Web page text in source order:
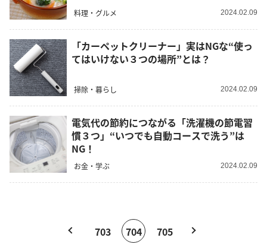
料理・グルメ 2024.02.09
「カーペットクリーナー」実はNGな“使っ
てはいけない３つの場所”とは？
掃除・暮らし 2024.02.09
電気代の節約につながる「洗濯機の節電習
慣３つ」“いつでも自動コースで洗う”は
NG！
お金・学ぶ 2024.02.09
703 704 705